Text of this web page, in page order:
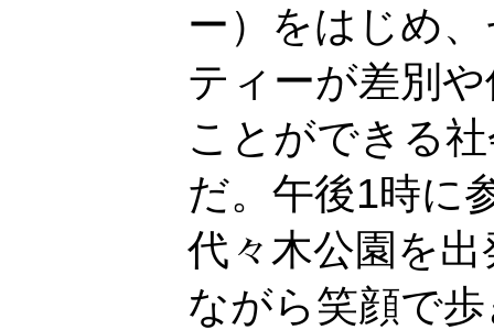
ー）をはじめ
ティーが差別
ことができる
だ。午後1時に
代々木公園を
ながら笑顔で